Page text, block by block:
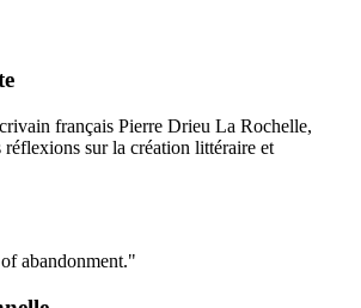
français Pierre Drieu La Rochelle,
réflexions sur la création littéraire et
abandonment."